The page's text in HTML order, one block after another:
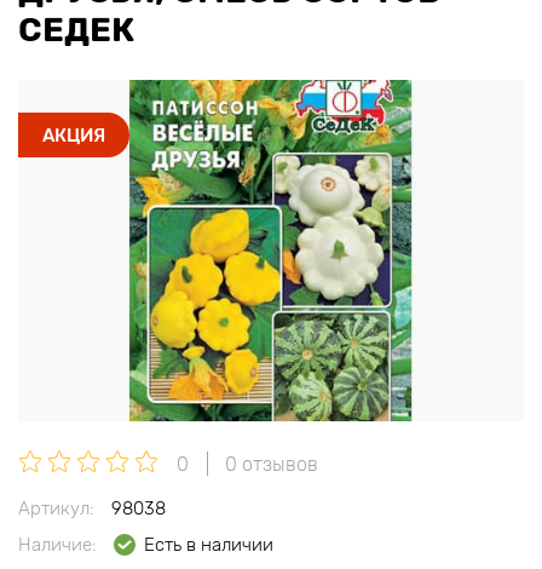
СЕДЕК
АКЦИЯ
0 0 отзывов
Артикул:
98038
Наличие:
Есть в наличии